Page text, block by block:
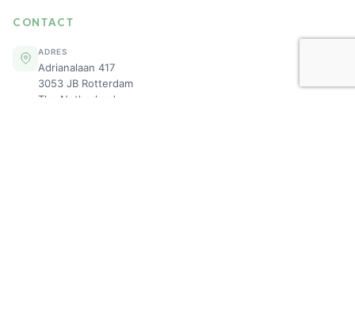
CONTACT
ADRES
Adrianalaan 417
3053 JB Rotterdam
The Netherlands